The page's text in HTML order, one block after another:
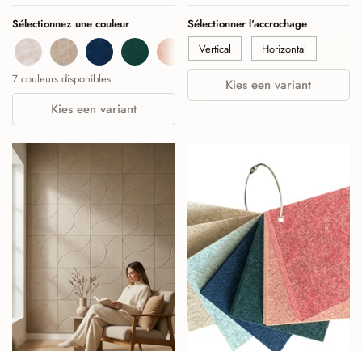
Sélectionnez une couleur
Beige Sand Navy Deep Green
CognacBurgundySage Green
7 couleurs disponibles
Kies een variant
Sélectionner l'accrochage
Vertical
Horizontal
Kies een variant